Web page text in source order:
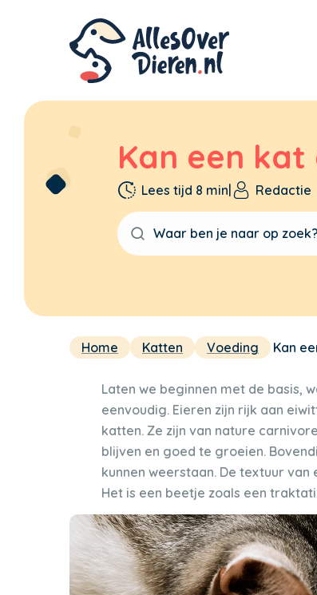
Kan een kat
Lees tijd 8 min| Redactie
Home Katten Voeding Kan
Laten we beginnen met de basis,
eenvoudig. Eieren zijn rijk aan
katten. Ze zijn van nature
blijven en goed te groeien.
kunnen weerstaan. De textuur
Het is een beetje zoals een